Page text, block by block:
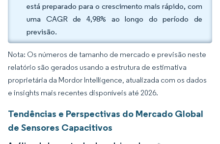
está preparado para o crescimento mais rápido, com
uma CAGR de 4,98% ao longo do período de
previsão.
Nota: Os números de tamanho de mercado e previsão neste
relatório são gerados usando a estrutura de estimativa
proprietária da Mordor Intelligence, atualizada com os dados
e insights mais recentes disponíveis até 2026.
Tendências e Perspectivas do Mercado Global
de Sensores Capacitivos